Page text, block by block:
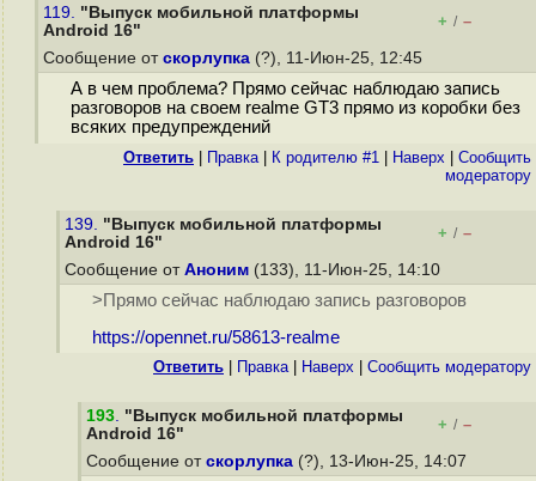
119. "Выпуск мобильной платформы
Android 16"
+ / –
Сообщение от скорлупка (?), 11-Июн-25, 12:45
А в чем проблема? Прямо сейчас наблюдаю запись
разговоров на своем realme GT3 прямо из коробки без
всяких предупреждений
Ответить Правка| К родителю #1 Наверх
Cообщить
модератору
139. "Выпуск мобильной платформы
Android 16"
+ / –
Сообщение от Аноним (133), 11-Июн-25, 14:10
>Прямо сейчас наблюдаю запись разговоров
https://opennet.ru/58613-realme
Ответить Правка| Наверх Cообщить модератору
193. "Выпуск мобильной платформы
Android 16"
+ / –
Сообщение от скорлупка (?), 13-Июн-25, 14:07